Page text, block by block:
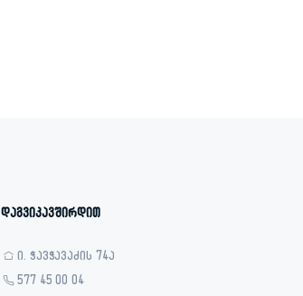
დაგვიკავშირდით
ი. ჭავჭავაძის 74ა
577 45 00 04